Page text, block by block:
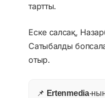
тартты.
Еске салсақ,
Сатыбалды
отыр.
📌 Ertenmedia-